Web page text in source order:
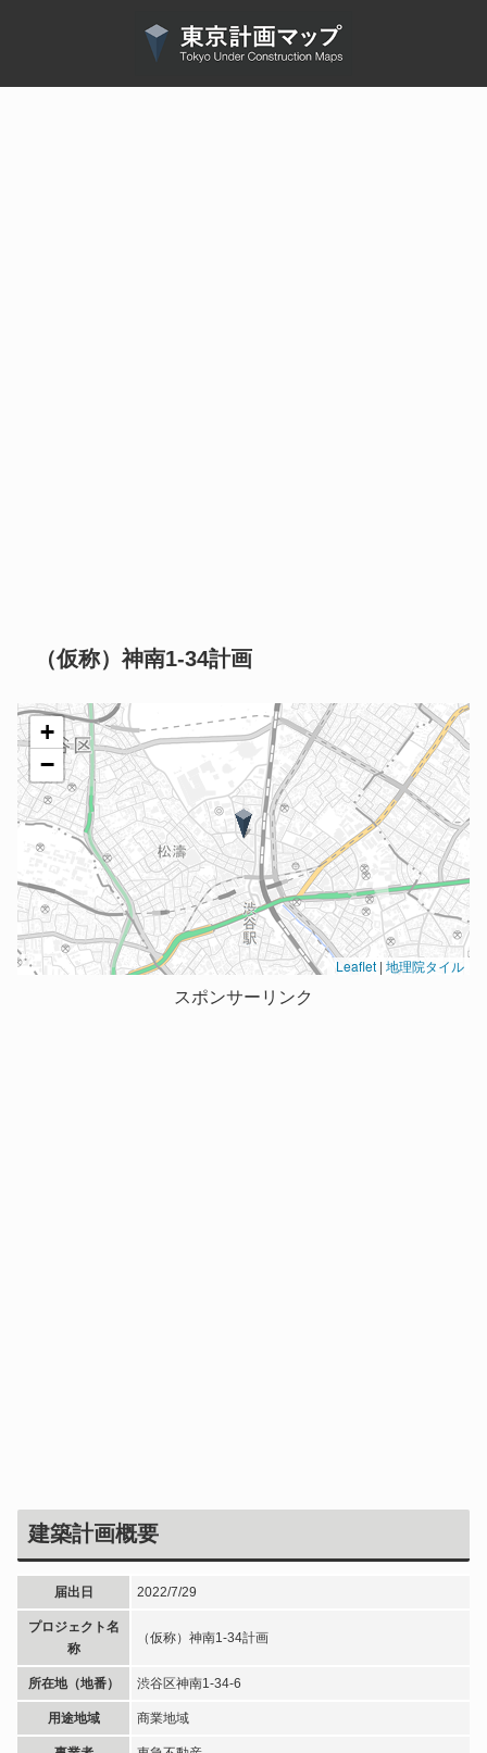
（仮称）神南1-34計画
+
−
Leaflet | 地理院タイル
スポンサーリンク
建築計画概要
届出日 2022/7/29
プロジェクト名
称
（仮称）神南1-34計画
所在地（地番） 渋谷区神南1-34-6
用途地域 商業地域